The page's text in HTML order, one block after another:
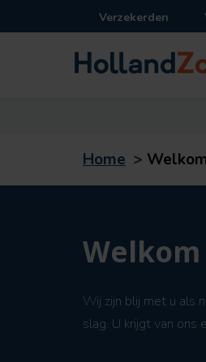
Verzekerden
Home >
Wij zijn blij met u als
slag. U krijgt van ons